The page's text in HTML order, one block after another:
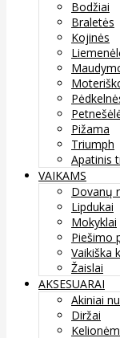
Bodžiai
Braletės
Kojinės
Pižama
Triumph
Apatinis
VAIKAMS
Dovanų
Lipdukai
Mokyklai
Piešimo
Vaikiška
Žaislai
AKSESUARAI
Akiniai
Diržai